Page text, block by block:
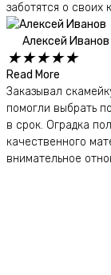
заботятся о своих
Алексей Иванов
★★★★★
Read More
Заказывал
помогли выбрать
в срок. Оградка
качественного
внимательное